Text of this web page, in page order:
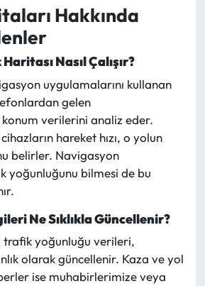
Hakkında
Nasıl Çalışır?
uygulamalarını kullanan
gelen
verilerini analiz eder.
hareket hızı, o yolun
belirler. Navigasyon
yoğunluğunu bilmesi de bu
Ne Sıklıkla Güncellenir?
yoğunluğu verileri,
olarak güncellenir. Kaza ve yol
ise muhabirlerimize veya